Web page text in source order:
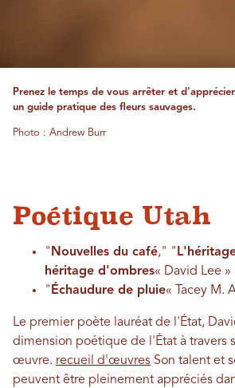
Prenez le temps de vous arrêter et
un guide pratique des fleurs sauvages.
Photo : Andrew Burr
Poétique Utah
" Nouvelles du café," "
héritage d'ombres« David Lee »
" Échaudure de pluie« Tacey M.
Le premier poète lauréat de l'État,
dimension poétique de l'État à travers
œuvre. recueil d'œuvres Son talent et
peuvent être pleinement appréciés